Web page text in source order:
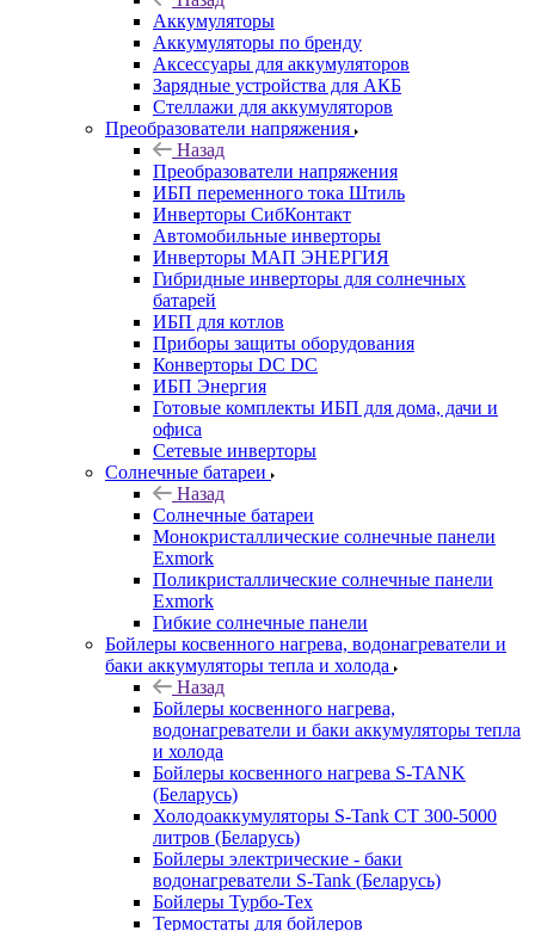
Аккумуляторы
Аккумуляторы по бренду
Аксессуары для аккумуляторов
Зарядные устройства для АКБ
Стеллажи для аккумуляторов
Преобразователи напряжения
Назад
Преобразователи напряжения
ИБП переменного тока Штиль
Инверторы СибКонтакт
Автомобильные инверторы
Инверторы МАП ЭНЕРГИЯ
Гибридные инверторы для солнечных
батарей
ИБП для котлов
Приборы защиты оборудования
Конверторы DC DC
ИБП Энергия
Готовые комплекты ИБП для дома, дачи и
офиса
Сетевые инверторы
Солнечные батареи
Назад
Солнечные батареи
Монокристаллические солнечные панели
Exmork
Поликристаллические солнечные панели
Exmork
Гибкие солнечные панели
Бойлеры косвенного нагрева, водонагреватели и
баки аккумуляторы тепла и холода
Назад
Бойлеры косвенного нагрева,
водонагреватели и баки аккумуляторы тепла
и холода
Бойлеры косвенного нагрева S-TANK
(Беларусь)
Холодоаккумуляторы S-Tank СТ 300-5000
литров (Беларусь)
Бойлеры электрические - баки
водонагреватели S-Tank (Беларусь)
Бойлеры Турбо-Тех
Термостаты для бойлеров